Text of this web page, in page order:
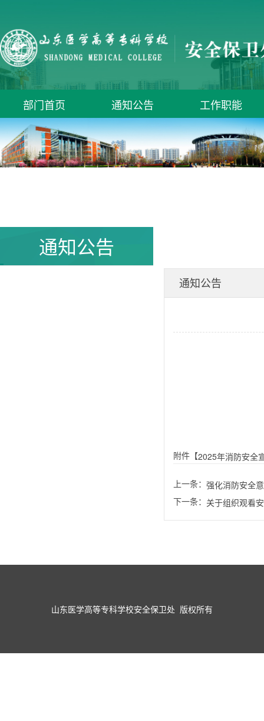
部门首页 通知公告 工作职能
通知公告
通知公告
附件【2025年消防安全
上一条： 强化消防安全
下一条： 关于组织观看
山东医学高等专科学校安全保卫处 版权所有